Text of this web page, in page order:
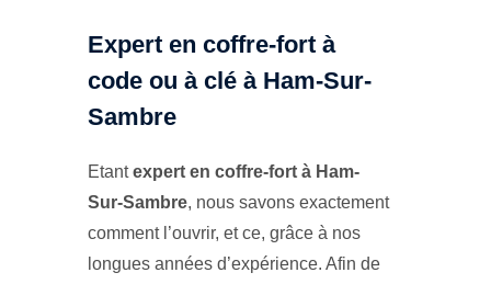
Expert en coffre-fort à
code ou à clé à Ham-Sur-
Sambre
Etantexpert en coffre-fort à Ham-
Sur-Sambre, nous savons exactement
comment l’ouvrir, et ce, grâce à nos
longues années d’expérience. Afin de